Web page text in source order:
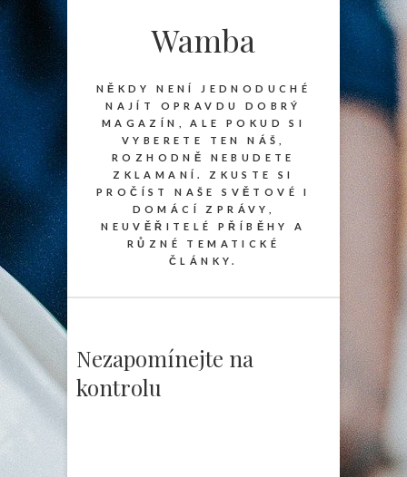
Wamba
NĚKDY NENÍ JEDNODUCHÉ
NAJÍT OPRAVDU DOBRÝ
MAGAZÍN, ALE POKUD SI
VYBERETE TEN NÁŠ,
ROZHODNĚ NEBUDETE
ZKLAMANÍ. ZKUSTE SI
PROČÍST NAŠE SVĚTOVÉ I
DOMÁCÍ ZPRÁVY,
NEUVĚŘITELÉ PŘÍBĚHY A
RŮZNÉ TEMATICKÉ
ČLÁNKY.
Nezapomínejte na
kontrolu